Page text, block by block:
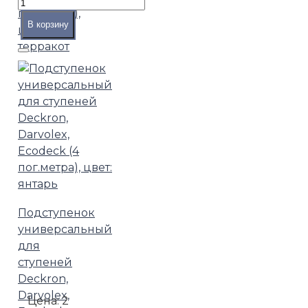
пог.метра),
цвет:
терракот
В корзину
Подступенок
универсальный
для
ступеней
Deckron,
Darvolex,
Цена:2